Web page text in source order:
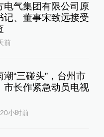
电气集团有限公司原
记、董事宋致远接受
前
“三碰头”，台州市
市长作紧急动员电视
20小时前